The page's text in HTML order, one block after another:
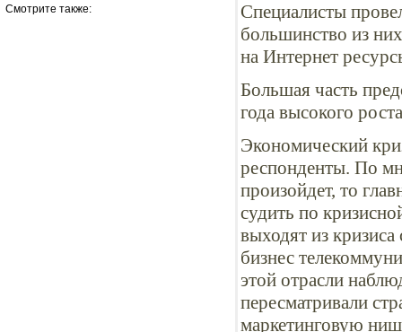
Смотрите также:
Специалисты
большинство из
на Интернет
Большая часть
года высокого
Экономический
респонденты. По
произойдет, то
судить по
выходят из
бизнес
этой отрасли
пересматривали
маркетинговую